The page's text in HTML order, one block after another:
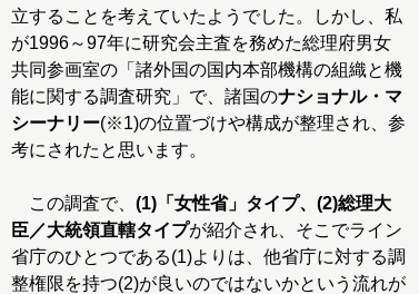
立することを考えていたようでした。しかし、私
が1996～97年に研究会主査を務めた総理府男女
共同参画室の「諸外国の国内本部機構の組織と機
能に関する調査研究」で、諸国のナショナル・マ
シーナリー(※1)の位置づけや構成が整理され、参
考にされたと思います。
この調査で、 (1)「女性省」タイプ、(2)総理大
臣／大統領直轄タイプが紹介され、そこでライン
省庁のひとつである(1)よりは、他省庁に対する調
整権限を持つ(2)が良いのではないかという流れが